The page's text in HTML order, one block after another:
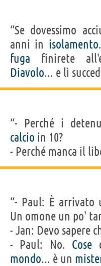
“Se dovessimo
anni in isolamento
fuga finirete
Diavolo... e lì
“- Perché i
calcio in 10?
- Perché manca il
“- Paul: È arrivato
Un omone un po'
- Jan: Devo sapere
- Paul: No. Cose
mondo... è un